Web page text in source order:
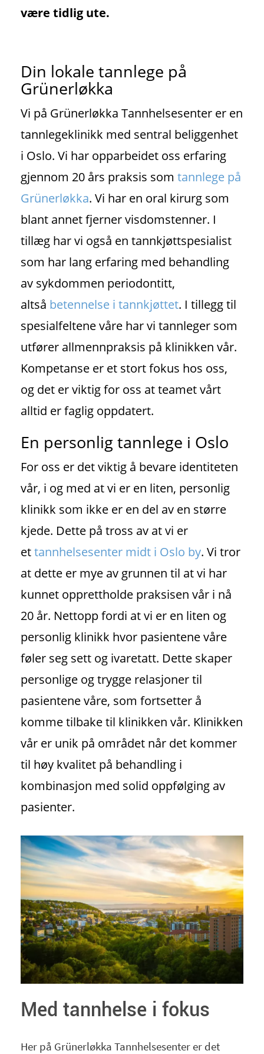
være tidlig ute.
Din lokale tannlege på
Grünerløkka
Vi på Grünerløkka Tannhelsesenter er en
tannlegeklinikk med sentral beliggenhet
i Oslo. Vi har opparbeidet oss erfaring
gjennom 20 års praksis som tannlege på
Grünerløkka. Vi har en oral kirurg som
blant annet fjerner visdomstenner. I
tillæg har vi også en tannkjøttspesialist
som har lang erfaring med behandling
av sykdommen periodontitt,
altså betennelse i tannkjøttet. I tillegg til
spesialfeltene våre har vi tannleger som
utfører allmennpraksis på klinikken vår.
Kompetanse er et stort fokus hos oss,
og det er viktig for oss at teamet vårt
alltid er faglig oppdatert.
En personlig tannlege i Oslo
For oss er det viktig å bevare identiteten
vår, i og med at vi er en liten, personlig
klinikk som ikke er en del av en større
kjede. Dette på tross av at vi er
ettannhelsesenter midt i Oslo by. Vi tror
at dette er mye av grunnen til at vi har
kunnet opprettholde praksisen vår i nå
20 år. Nettopp fordi at vi er en liten og
personlig klinikk hvor pasientene våre
føler seg sett og ivaretatt. Dette skaper
personlige og trygge relasjoner til
pasientene våre, som fortsetter å
komme tilbake til klinikken vår. Klinikken
vår er unik på området når det kommer
til høy kvalitet på behandling i
kombinasjon med solid oppfølging av
pasienter.
Med tannhelse i fokus
Her på Grünerløkka Tannhelsesenter er det